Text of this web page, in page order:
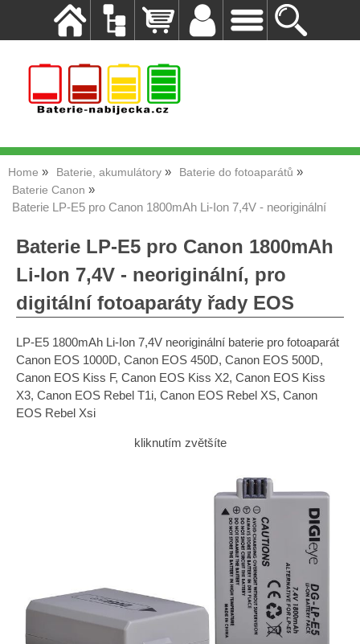
Home Baterie, akumulátory
Baterie do fotoaparátů
Baterie Canon
Baterie LP-E5 pro Canon 1800mAh Li-Ion 7,4V - neoriginální
Baterie LP-E5 pro Canon 1800mAh
Li-Ion 7,4V - neoriginální, pro
digitální fotoaparáty řady EOS
LP-E5 1800mAh Li-Ion 7,4V neoriginální baterie pro fotoaparát
Canon EOS 1000D, Canon EOS 450D, Canon EOS 500D,
Canon EOS Kiss F, Canon EOS Kiss X2, Canon EOS Kiss
X3, Canon EOS Rebel T1i, Canon EOS Rebel XS, Canon
EOS Rebel Xsi
kliknutím zvětšíte